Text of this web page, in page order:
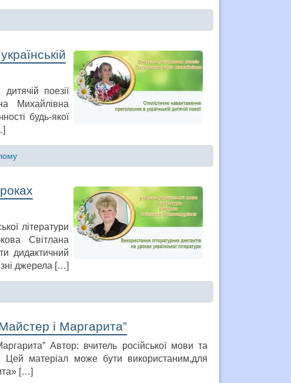
поезії
Михайлівна
будь-якої
літератури
Світлана
дидактичний
джерела […]
і Маргарита”
Автор: вчитель російської мови та
Цей матеріал може бути використаним,для
[…]